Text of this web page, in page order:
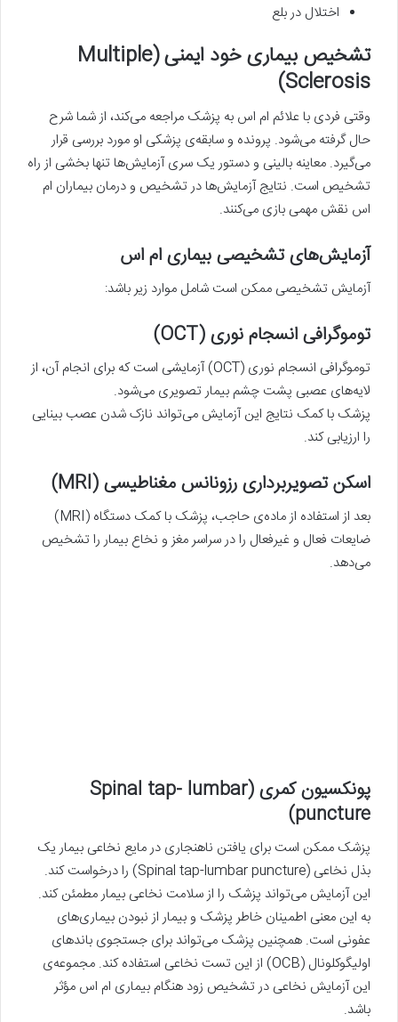
اختلال در بلع
تشخیص بیماری خود ایمنی (Multiple
Sclerosis)
وقتی فردی با علائم ام اس به پزشک مراجعه می‌کند، از شما شرح
حال گرفته می‌شود. پرونده و سابقه‌ی پزشکی او مورد بررسی قرار
می‌گیرد. معاینه بالینی و دستور یک سری آزمایش‌ها تنها بخشی از راه
تشخیص است. نتایج آزمایش‌ها در تشخیص و درمان بیماران ام
اس نقش مهمی بازی می‌کنند.
آزمایش‌های تشخیصی بیماری ام اس
آزمایش تشخیصی ممکن است شامل موارد زیر باشد:
توموگرافی انسجام نوری (OCT)
توموگرافی انسجام نوری (OCT) آزمایشی است که برای انجام آن، از
لایه‌های عصبی پشت چشم بیمار تصویری می‌شود.
پزشک با کمک نتایج این آزمایش می‌تواند نازک شدن عصب بینایی
را ارزیابی کند.
اسکن تصویربرداری رزونانس مغناطیسی (MRI)
بعد از استفاده از ماده‌ی حاجب، پزشک با کمک دستگاه (MRI)
ضایعات فعال و غیرفعال را در سراسر مغز و نخاع بیمار را تشخیص
می‌دهد.
پونکسیون کمری (Spinal tap- lumbar
puncture)
پزشک ممکن است برای یافتن ناهنجاری در مایع نخاعی بیمار یک
بذل نخاعی (Spinal tap-lumbar puncture)
را درخواست کند.
این آزمایش می‌تواند پزشک را از سلامت نخاعی بیمار مطمئن کند.
به این معنی اطمینان خاطر پزشک و بیمار از نبودن بیماری‌های
عفونی است. همچنین پزشک می‌تواند برای جستجوی باندهای
اولیگوکلونال (OCB) از این تست نخاعی استفاده کند. مجموعه‌ی
این آزمایش نخاعی در تشخیص زود هنگام بیماری ام اس مؤثر
باشد.